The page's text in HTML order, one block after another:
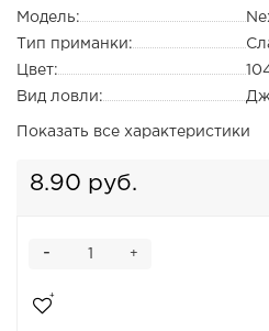
Модель:
Тип приманки:
Цвет:
Вид ловли:
Показать все характеристики
8.90 руб.
+
-